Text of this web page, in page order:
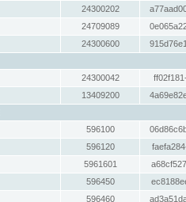
24300202
24709089
24300600
24300042
13409200
596100
596120
5961601
596450
596460